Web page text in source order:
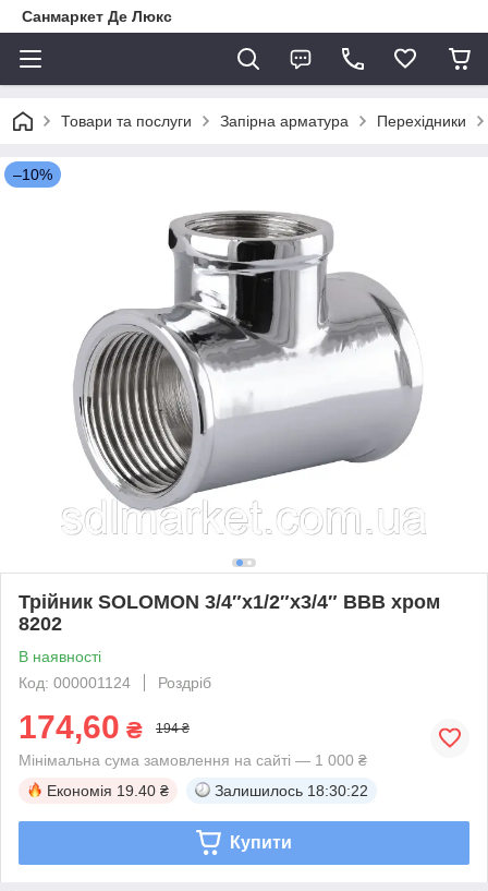
Санмаркет Де Люкс
Товари та послуги Запірна арматура Перехідники
–10%
Трійник SOLOMON 3/4″х1/2″х3/4″ ВВВ хром
8202
В наявності
Код: 000001124
Роздріб
174,60 ₴ 194 ₴
Мінімальна сума замовлення на сайті — 1 000 ₴
Економія 19.40 ₴ Залишилось 18:30:22
Купити